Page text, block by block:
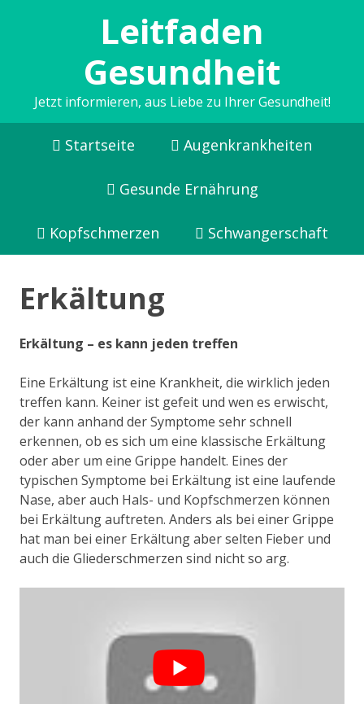
Leitfaden
Gesundheit
Jetzt informieren, aus Liebe zu Ihrer Gesundheit!
Startseite Augenkrankheiten
Gesunde Ernährung
Kopfschmerzen Schwangerschaft
Erkältung
Erkältung – es kann jeden treffen
Eine Erkältung ist eine Krankheit, die wirklich jeden
treffen kann. Keiner ist gefeit und wen es erwischt,
der kann anhand der Symptome sehr schnell
erkennen, ob es sich um eine klassische Erkältung
oder aber um eine Grippe handelt. Eines der
typischen Symptome bei Erkältung ist eine laufende
Nase, aber auch Hals- und Kopfschmerzen können
bei Erkältung auftreten. Anders als bei einer Grippe
hat man bei einer Erkältung aber selten Fieber und
auch die Gliederschmerzen sind nicht so arg.